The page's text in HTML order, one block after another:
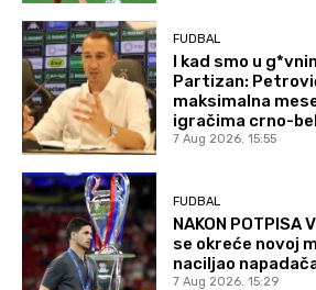
FUDBAL
I kad smo u
Partizan:
maksimalna
igračima crno-
7 Aug 2026. 15:55
FUDBAL
NAKON POTPISA
se okreće novoj
naciljao
7 Aug 2026. 15:29